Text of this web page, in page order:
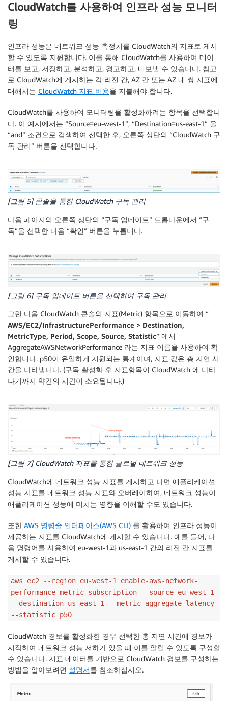
CloudWatch를 사용하여 인프라 성능 모니터
링
인프라 성능은 네트워크 성능 측정치를 CloudWatch의 지표로 게시
할 수 있도록 지원합니다. 이를 통해 CloudWatch를 사용하여 데이
터를 보고, 저장하고, 분석하고, 경고하고, 내보낼 수 있습니다. 참고
로 CloudWatch에 게시하는 각 리전 간, AZ 간 또는 AZ 내 쌍 지표에
대해서는 CloudWatch 지표 비용을 지불해야 합니다.
CloudWatch를 사용하여 모니터링을 활성화하려는 항목을 선택합니
다. 이 예시에서는 “Source=eu-west-1”, “Destination=us-east-1” 을
“and” 조건으로 검색하여 선택한 후, 오른쪽 상단의 “CloudWatch 구
독 관리” 버튼을 선택합니다.
[그림 5] 콘솔을 통한 CloudWatch 구독 관리
다음 페이지의 오른쪽 상단의 “구독 업데이트” 드롭다운에서 “구
독”을 선택한 다음 “확인” 버튼을 누릅니다.
[그림 6] 구독 업데이트 버튼을 선택하여 구독 관리
그런 다음 CloudWatch 콘솔의 지표(Metric) 항목으로 이동하여 “
AWS/EC2/InfrastructurePerformance > Destination,
MetricType, Period, Scope, Source, Statistic” 에서
AggregateAWSNetworkPerformance 라는 지표 이름을 사용하여 확
인합니다. p50이 유일하게 지원되는 통계이며, 지표 값은 총 지연 시
간을 나타냅니다. (구독 활성화 후 지표항목이 CloudWatch 에 나타
나기까지 약간의 시간이 소요됩니다.)
[그림 7] CloudWatch 지표를 통한 글로벌 네트워크 성능
CloudWatch에 네트워크 성능 지표를 게시하고 나면 애플리케이션
성능 지표를 네트워크 성능 지표와 오버레이하여, 네트워크 성능이
애플리케이션 성능에 미치는 영향을 이해할 수도 있습니다.
또한 AWS 명령줄 인터페이스(AWS CLI) 를 활용하여 인프라 성능이
제공하는 지표를 CloudWatch에 게시할 수 있습니다. 예를 들어, 다
음 명령어를 사용하여 eu-west-1과 us-east-1 간의 리전 간 지표를
게시할 수 있습니다.
aws ec2 --region eu-west-1 enable-aws-network-
performance-metric-subscription --source eu-west-1
--destination us-east-1 --metric aggregate-latency
--statistic p50
CloudWatch 경보를 활성화한 경우 선택한 총 지연 시간에 경보가
시작하여 네트워크 성능 저하가 있을 때 이를 알릴 수 있도록 구성할
수 있습니다. 지표 데이터를 기반으로 CloudWatch 경보를 구성하는
방법을 알아보려면 설명서를 참조하십시오.